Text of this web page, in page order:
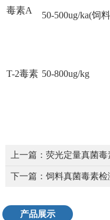
毒素A
50-500ug/ka(饲
T-2毒素 50-800ug/kg
上一篇： 荧光定量真菌
下一篇： 饲料真菌毒素检
产品展示